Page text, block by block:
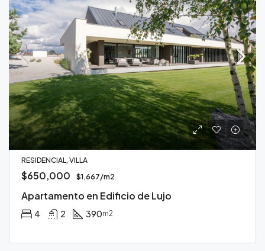
RESIDENCIAL, VILLA
$650,000 $1,667/m2
Apartamento en Edificio de Lujo
4 2 390m2